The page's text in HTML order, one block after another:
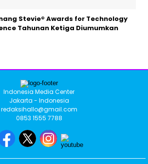
Stevie® Awards for Technology
Tahunan Ketiga Diumumkan
Indonesia Media Center
Jakarta - Indonesia
redaksihallo@gmail.com
0853 1555 7788